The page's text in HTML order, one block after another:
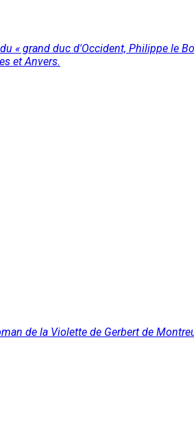
« grand duc d'Occident, Philippe le
et Anvers.
de la Violette de Gerbert de